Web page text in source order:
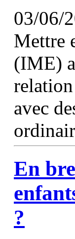
03/06/
Mettre
(IME)
avec
En
?